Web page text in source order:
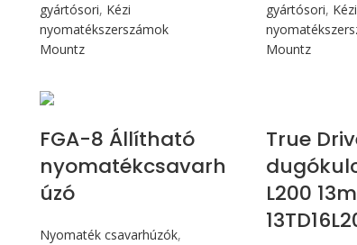
gyártósori, Kézi
nyomatékszerszámok
Mountz
gyártósori, Kézi
Mountz
FGA-8 Állítható
nyomatékcsavarh
úzó
Nyomaték csavarhúzók,
True
L200